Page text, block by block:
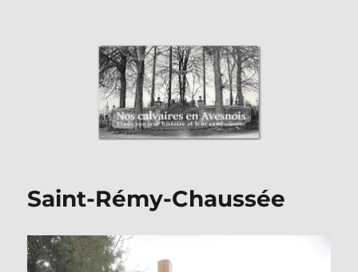
Nos Calvaires en Avesnois
Saint-Rémy-Chaussée